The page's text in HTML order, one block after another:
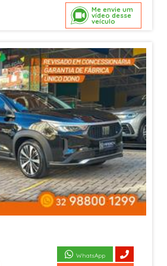
Me envie um
vídeo desse
veículo
WhatsApp